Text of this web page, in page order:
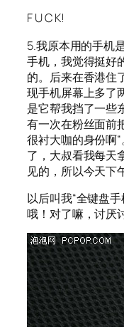
F U C K!
5.我原本用的手机
手机，我觉得挺好
的。后来在香港住
现手机屏幕上多了
是它帮我挡了一些
有一次在粉丝面前
很衬大咖的身份啊
了，大叔看我每天
见的，所以今天下
以后叫我“全键盘
哦！对了嘛，讨厌